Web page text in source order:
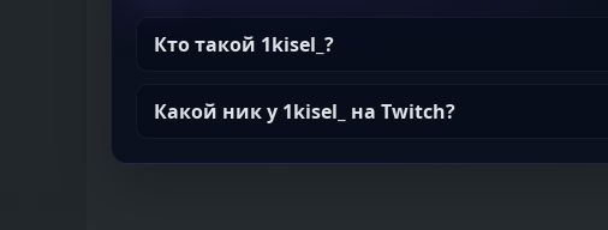
Кто такой 1kisel_?
Какой ник у 1kisel_ на Twitch?